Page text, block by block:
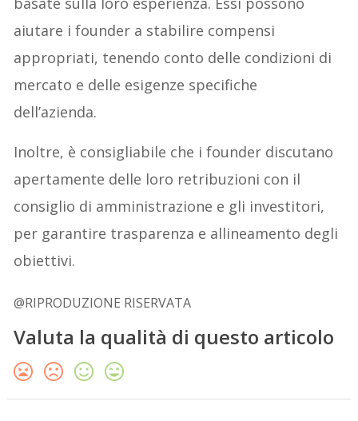
aiutare i founder a stabilire compensi
appropriati, tenendo conto delle condizioni di
mercato e delle esigenze specifiche
dell’azienda.
Inoltre, è consigliabile che i founder discutano
apertamente delle loro retribuzioni con il
consiglio di amministrazione e gli investitori,
per garantire trasparenza e allineamento degli
obiettivi.
@RIPRODUZIONE RISERVATA
Valuta la qualità di questo articolo